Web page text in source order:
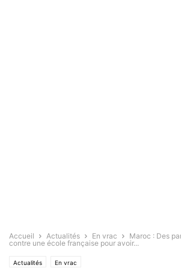
Accueil Actualités En vrac
Maroc : Des
contre une école française pour avoir...
Actualités En vrac